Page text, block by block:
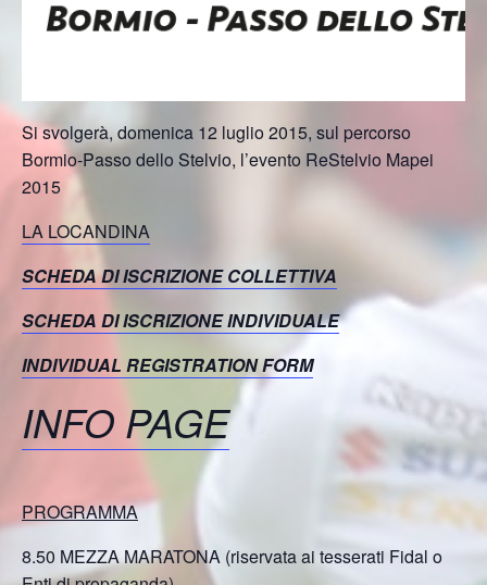
Si svolgerà, domenica 12 luglio 2015, sul percorso
Bormio-Passo dello Stelvio, l’evento ReStelvio Mapei
2015
LA LOCANDINA
SCHEDA DI ISCRIZIONE COLLETTIVA
SCHEDA DI ISCRIZIONE INDIVIDUALE
INDIVIDUAL REGISTRATION FORM
INFO PAGE
PROGRAMMA
8.50 MEZZA MARATONA (riservata ai tesserati Fidal o